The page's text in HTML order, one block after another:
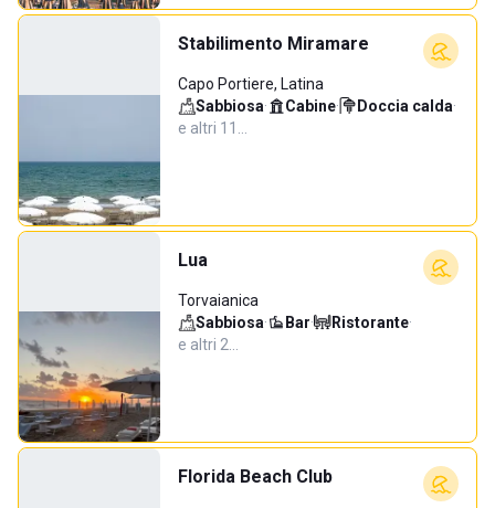
Stabilimento Miramare
Capo Portiere, Latina
Sabbiosa· Cabine· Doccia calda·
e altri 11…
Lua
Torvaianica
Sabbiosa· Bar· Ristorante·
e altri 2…
Florida Beach Club